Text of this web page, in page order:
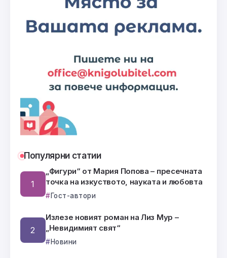
Популярни статии
„Фигури“ от Мария Попова – пресечната
точка на изкуството, науката и любовта
Гост-автори
Излезе новият роман на Лиз Мур –
„Невидимият свят“
Новини